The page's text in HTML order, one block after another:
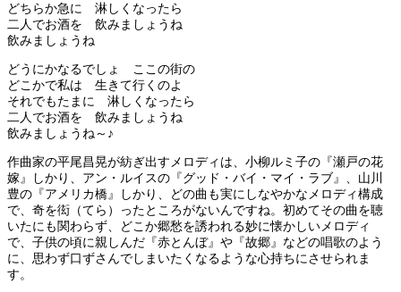
どちらか急に 淋しくなったら
二人でお酒を 飲みましょうね
飲みましょうね
どうにかなるでしょ ここの街の
どこかで私は 生きて行くのよ
それでもたまに 淋しくなったら
二人でお酒を 飲みましょうね
飲みましょうね～♪
作曲家の平尾昌晃が紡ぎ出すメロディは、小柳ルミ子の『瀬戸の花
嫁』しかり、アン・ルイスの『グッド・バイ・マイ・ラブ』、山川
豊の『アメリカ橋』しかり、どの曲も実にしなやかなメロディ構成
で、奇を衒（てら）ったところがないんですね。初めてその曲を聴
いたにも関わらず、どこか郷愁を誘われる妙に懐かしいメロディ
で、子供の頃に親しんだ『赤とんぼ』や『故郷』などの唱歌のよう
に、思わず口ずさんでしまいたくなるような心持ちにさせられま
す。